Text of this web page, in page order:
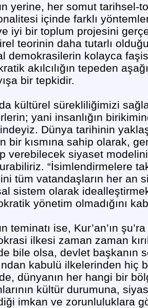
yerine, her somut tarihsel-
içinde farklı
iyi bir toplum projesini
teorinin daha tutarlı
demokrasilerin kolayca
akılcılığın tepeden
bir tepkidir.
kültürel sürekliliğimizi
yani insanlığın
Dünya tarihinin
bir kısmına sahip olarak,
verebilecek siyaset
“İsimlendirmelere
tüm vatandaşların her an
sistem olarak
yönetim olmadığını
teminatı ise, Kur’an’ın
ilkesi zaman zaman
bile olsa, devlet başkanın
kabulü ilkelerinden hiç
dünyanın her hangi bir
kültür durumuna,
imkan ve zorunluluklara